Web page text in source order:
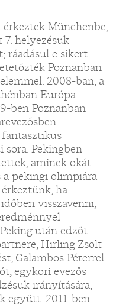
érkeztek Münchenbe,
helyezésük
ráadásul e sikert
Poznanban
2008-ban, a
Európa-
ben Poznanban
–
Pekingben
aminek okát
a pekingi olimpiára
ha
visszavenni,
után edzőt
Hirling Zsolt
Galambos Péterrel
egykori evezős
irányítására,
együtt. 2011-ben